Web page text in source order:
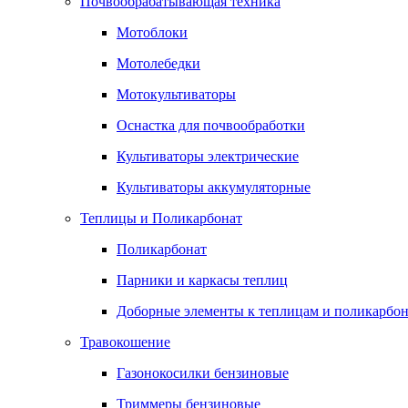
Мотоблоки
Мотолебедки
Мотокультиваторы
Оснастка для почвообработки
Культиваторы электрические
Культиваторы аккумуляторные
Теплицы и Поликарбонат
Поликарбонат
Парники и каркасы теплиц
Доборные элементы к теплицам и
Травокошение
Газонокосилки бензиновые
Триммеры бензиновые